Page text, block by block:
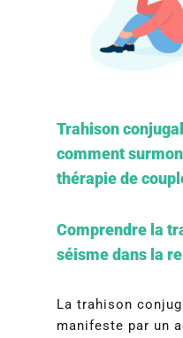
Trahison
comment
thérapie de
Comprendre la
séisme dans la
La trahison
manifeste par un